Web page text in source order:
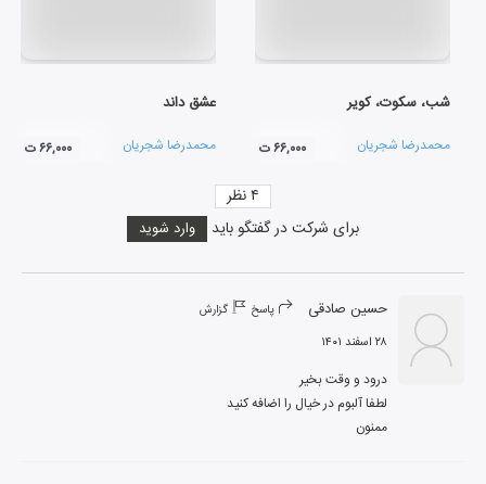
شب، سکوت، کویر
محمدرضا شجریان ۶۶,۰۰۰ ت
عشق داند
محمدرضا شجریان ۶۶,۰۰۰ ت
برای شرکت در گفتگو باید وارد شوید
۴نظر
حسین صادقی پاسخ گزارش
۲۸ اسفند ۱۴۰۱
ممنون